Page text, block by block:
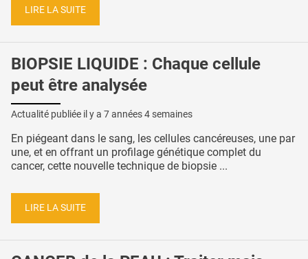
LIRE LA SUITE
BIOPSIE LIQUIDE : Chaque cellule
peut être analysée
Actualité publiée il y a 7 années 4 semaines
En piégeant dans le sang, les cellules cancéreuses, une par
une, et en offrant un profilage génétique complet du
cancer, cette nouvelle technique de biopsie ...
LIRE LA SUITE